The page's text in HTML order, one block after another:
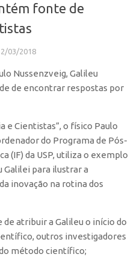
fonte de
03/2018
Nussenzveig, Galileu
de encontrar respostas por
e Cientistas”, o físico Paulo
do Programa de Pós-
(IF) da USP, utiliza o exemplo
para ilustrar a
inovação na rotina dos
atribuir a Galileu o início do
outros investigadores
método científico;